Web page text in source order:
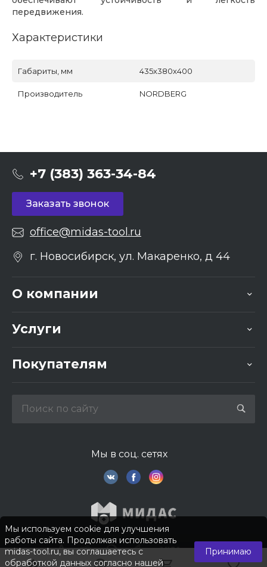
передвижения.
Характеристики
Габариты, мм 435х380х400
Производитель NORDBERG
+7 (383) 363-34-84
Заказать звонок
office@midas-tool.ru
г. Новосибирск, ул. Макаренко, д 44
О компании
Услуги
Покупателям
Мы в соц. сетях
Мы используем cookie для улучшения
работы сайта. Продолжая использовать
midas-tool.ru, вы соглашаетесь с
обработкой данных согласно нашей
Принимаю